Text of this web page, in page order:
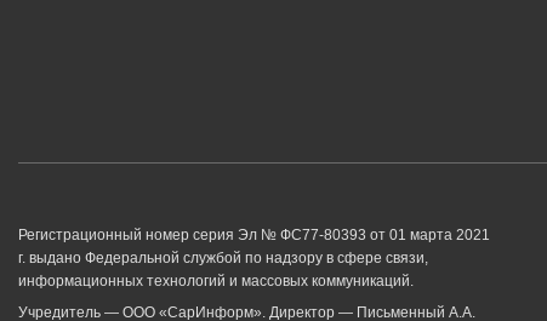
Регистрационный номер серия Эл № ФС77-80393 от 01 марта 2021
г. выдано Федеральной службой по надзору в сфере связи,
информационных технологий и массовых коммуникаций.
Учредитель — ООО «СарИнформ». Директор — Письменный А.А.